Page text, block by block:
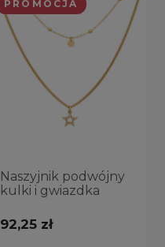
Naszyjnik podwójny
kulki i gwiazdka
92,25 zł
PROMOCJA